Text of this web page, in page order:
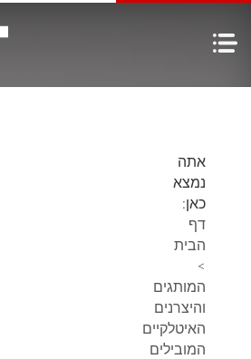
אתה
נמצא
כאן:
דף
הבית
>
המותגים
והיצרנים
האיטלקיים
המובילים